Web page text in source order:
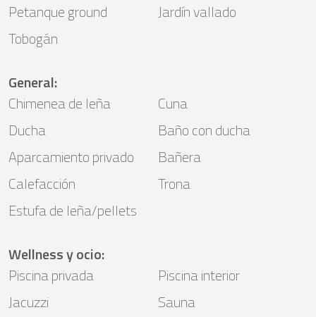
Petanque ground
Jardín vallado
Tobogán
General:
Chimenea de leña
Cuna
Ducha
Baño con ducha
Aparcamiento privado
Bañera
Calefacción
Trona
Estufa de leña/pellets
Wellness y ocio:
Piscina privada
Piscina interior
Jacuzzi
Sauna